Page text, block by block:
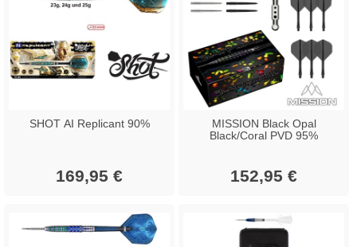
SHOT AI Replicant 90%
169,95 €
MISSION Black Opal
Black/Coral PVD 95%
152,95 €